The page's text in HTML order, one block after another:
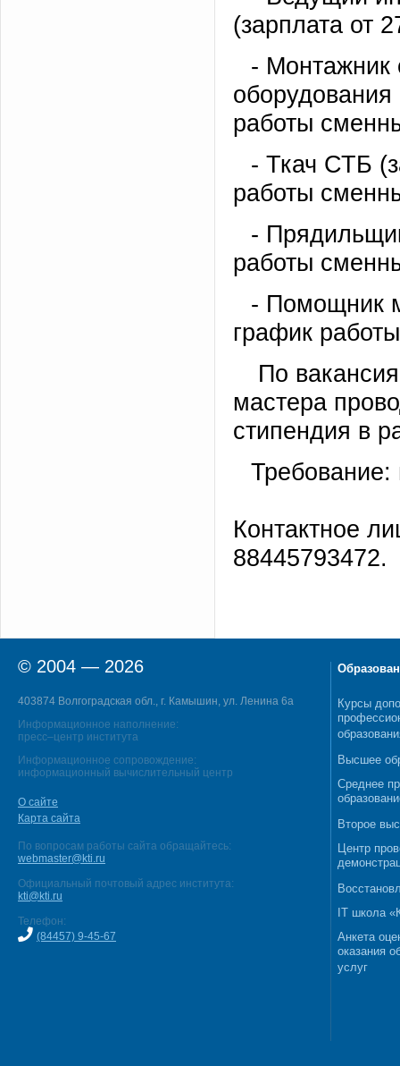
(зарплата от
- Монтажник
работы
- Ткач СТБ
работы
-
работы
- Помощник
график
По
мастера
стипендия в
Контактное
88445793472.
© 2004 — 2026
403874 Волгоградская обл., г. Камышин, ул. Ленина 6а
Информационное наполнение:
пресс–центр института
Информационное сопровождение:
информационный вычислительный центр
О сайте
Карта сайта
По вопросам работы сайта обращайтесь:
webmaster@kti.ru
Официальный почтовый адрес института:
kti@kti.ru
Телефон:
(84457) 9-45-67
Курсы
Высшее
Среднее
Второе
Центр
IT школа
Анкета
оказания
услуг